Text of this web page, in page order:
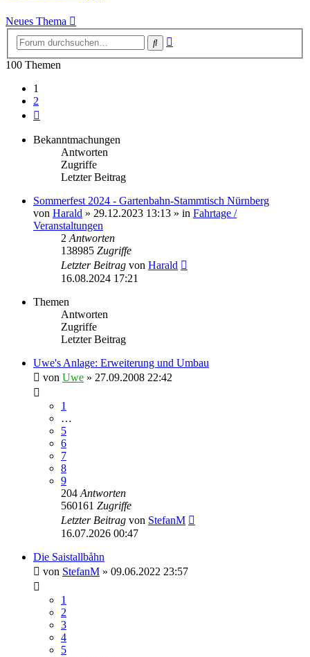
Neues Thema
Suche
100 Themen
1
2
Bekanntmachungen
Antworten
Zugriffe
Letzter Beitrag
Sommerfest 2024 - Gartenbahn-Stammtisch Nürnberg
von Harald » 29.12.2023 13:13 » in Fahrtage /
Veranstaltungen
2 Antworten
138985 Zugriffe
Letzter Beitrag von Harald
16.08.2024 17:21
Themen
Antworten
Zugriffe
Letzter Beitrag
Uwe's Anlage: Erweiterung und Umbau
von Uwe » 27.09.2008 22:42
1
…
5
6
7
8
9
204 Antworten
560161 Zugriffe
Letzter Beitrag von StefanM
16.07.2026 00:47
Die Saistallbåhn
von StefanM » 09.06.2022 23:57
1
2
3
4
5